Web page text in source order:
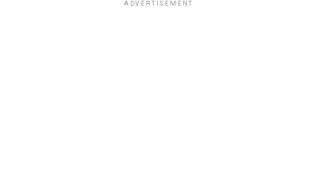
ADVERTISEMENT